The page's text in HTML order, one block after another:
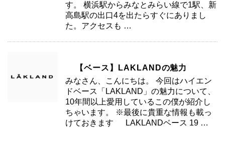
す。 横浜駅からみなとみらい線で1駅、新
高島駅の出口4を出たらすぐにありまし
た。アクセスも …
【ベース】LAKLANDの魅力
みなさん、こんにちは。 今回はハイエン
ドベース「LAKLAND」の魅力について、
10年間以上愛用しているこの僕が紹介し
ちゃいます。 ※最後に貴重な情報も載っ
けておきます LAKLANDベース 19 …